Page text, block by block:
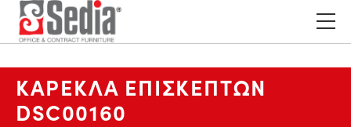
ΚΑΡΕΚΛΑ ΕΠΙΣΚΕΠΤΩΝ
DSC00160